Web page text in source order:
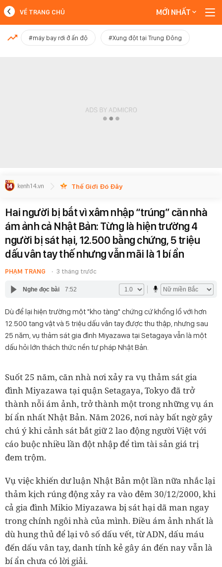
MỚI NHẤT
VỀ TRANG CHỦ MỚI NHẤT
#máy bay rơi ở ấn độ #Xung đột tại Trung Đông
Thế Giới Đó Đây
Hai người bị bắt vì xâm nhập “trúng” căn nhà
ám ảnh cả Nhật Bản: Từng là hiện trường 4
người bị sát hại, 12.500 bằng chứng, 5 triệu
dấu vân tay thế nhưng vẫn mãi là 1 bí ẩn
PHẠM TRANG 3 tháng trước
Nghe đọc bài 7:52
Dù để lại hiện trường một "kho tàng" chứng cứ khổng lồ với hơn
12.500 tang vật và 5 triệu dấu vân tay được thu thập, nhưng sau
25 năm, vụ thảm sát gia đình Miyazawa tại Setagaya vẫn là một
dấu hỏi lớn thách thức nền tư pháp Nhật Bản.
Suốt 25 năm, căn nhà nơi xảy ra vụ thảm sát gia
đình Miyazawa tại quận Setagaya, Tokyo đã trở
thành nỗi ám ảnh, trở thành một trong những vụ án
bí ẩn nhất Nhật Bản. Năm 2026, nơi này bất ngờ gây
chú ý khi cảnh sát bắt giữ 2 lao động người Việt với
cáo buộc nhiều lần đột nhập để tìm tài sản giá trị
đem trộm.
Vụ việc khiến dư luận Nhật Bản một lần nữa nhắc lại
thảm kịch rúng động xảy ra vào đêm 30/12/2000, khi
cả gia đình Mikio Miyazawa bị sát hại dã man ngay
trong chính ngôi nhà của mình. Điều ám ảnh nhất là
dù hung thủ để lại vô số dấu vết, từ ADN, dấu máu
đến dấu vân tay, danh tính kẻ gây án đến nay vẫn là
bí ẩn chưa có lời giải.